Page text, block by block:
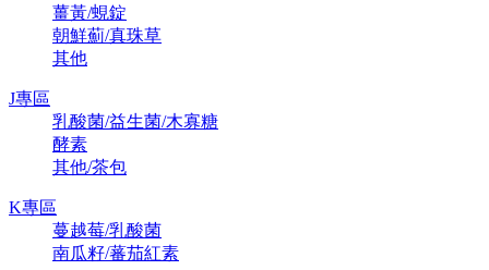
薑黃/蜆錠
朝鮮薊/真珠草
其他
J專區
乳酸菌/益生菌/木寡糖
酵素
其他/茶包
K專區
蔓越莓/乳酸菌
南瓜籽/蕃茄紅素